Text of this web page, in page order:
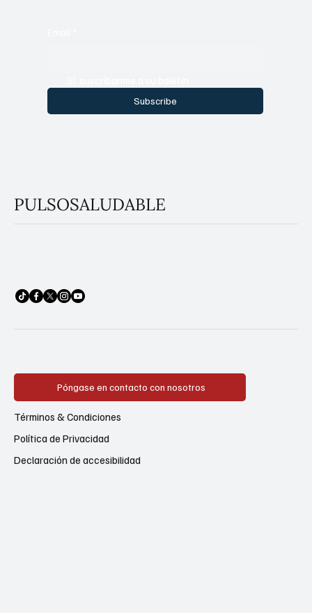
Subscribe
PULSOSALUDABLE
Póngase en contacto con nosotros
Política de Privacidad
Términos & Condiciones
Declaración de accesibilidad